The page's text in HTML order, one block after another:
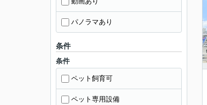
パノラマあり
条件
条件
ペット飼育可
ペット専用設備